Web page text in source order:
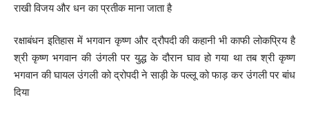
राखी विजय और धन का प्रतीक माना जाता है
रक्षाबंधन इतिहास में भगवान कृष्ण और द्रौपदी की कहानी भी काफी लोकप्रिय है
श्री कृष्ण भगवान की उंगली पर युद्ध के दौरान घाव हो गया था तब श्री कृष्ण
भगवान की घायल उंगली को द्रोपदी ने साड़ी के पल्लू को फाड़ कर उंगली पर बांध
दिया